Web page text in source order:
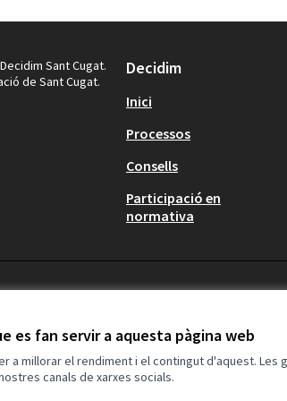
es fan servir a aquesta pàgina web
a millorar el rendiment i el contingut d'aquest. Les
canals de xarxes socials.
Sant Cugat.
de Sant Cugat.
Decidim
Inici
Processos
Consells
Participació en
normativa